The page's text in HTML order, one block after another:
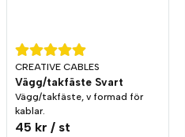
CREATIVE CABLES
Vägg/takfäste Svart
Vägg/takfäste, v formad för
kablar.
45 kr / st